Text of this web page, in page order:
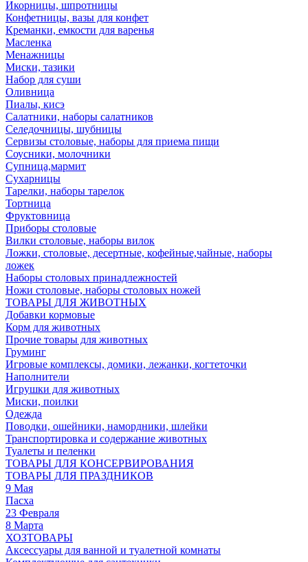
Икорницы, шпротницы
Конфетницы, вазы для конфет
Креманки, емкости для варенья
Масленка
Менажницы
Миски, тазики
Набор для суши
Оливница
Пиалы, кисэ
Салатники, наборы салатников
Селедочницы, шубницы
Сервизы столовые, наборы для приема пищи
Соусники, молочники
Супница,мармит
Сухарницы
Тарелки, наборы тарелок
Тортница
Фруктовница
Приборы столовые
Вилки столовые, наборы вилок
Ложки, столовые, десертные, кофейные,чайные, наборы
ложек
Наборы столовых принадлежностей
Ножи столовые, наборы столовых ножей
ТОВАРЫ ДЛЯ ЖИВОТНЫХ
Добавки кормовые
Корм для животных
Прочие товары для животных
Груминг
Игровые комплексы, домики, лежанки, когтеточки
Наполнители
Игрушки для животных
Миски, поилки
Одежда
Поводки, ошейники, намордники, шлейки
Транспортировка и содержание животных
Туалеты и пеленки
ТОВАРЫ ДЛЯ КОНСЕРВИРОВАНИЯ
ТОВАРЫ ДЛЯ ПРАЗДНИКОВ
9 Мая
Пасха
23 Февраля
8 Марта
ХОЗТОВАРЫ
Аксессуары для ванной и туалетной комнаты